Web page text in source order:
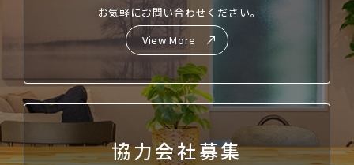
お気軽にお問い合わせください。
View More
協力会社募集